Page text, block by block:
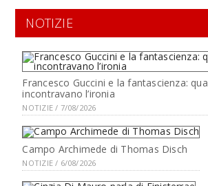
NOTIZIE
Francesco Guccini e la fantascienza:
incontravano l’ironia
NOTIZIE / 7/08/2026
Campo Archimede di Thomas Disch
NOTIZIE / 6/08/2026